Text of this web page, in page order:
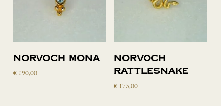
Toevoegen
winkelwagen
Norvoch Mona
€190,00
Toevoegen
aan
Norvoch
rattlesnake
€ 175,00